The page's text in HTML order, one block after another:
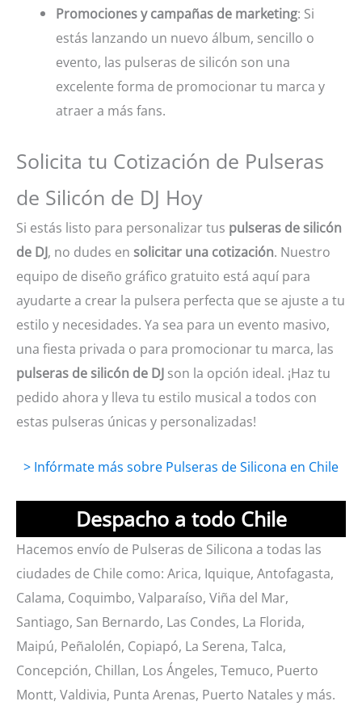
Promociones y campañas de marketing: Si
estás lanzando un nuevo álbum, sencillo o
evento, las pulseras de silicón son una
excelente forma de promocionar tu marca y
atraer a más fans.
Solicita tu Cotización de Pulseras
de Silicón de DJ Hoy
Si estás listo para personalizar tus pulseras de silicón
de DJ, no dudes en solicitar una cotización. Nuestro
equipo de diseño gráfico gratuito está aquí para
ayudarte a crear la pulsera perfecta que se ajuste a tu
estilo y necesidades. Ya sea para un evento masivo,
una fiesta privada o para promocionar tu marca, las
pulseras de silicón de DJ son la opción ideal. ¡Haz tu
pedido ahora y lleva tu estilo musical a todos con
estas pulseras únicas y personalizadas!
> Infórmate más sobre Pulseras de Silicona en Chile
Despacho a todo Chile
Hacemos envío de Pulseras de Silicona a todas las
ciudades de Chile como: Arica, Iquique, Antofagasta,
Calama, Coquimbo, Valparaíso, Viña del Mar,
Santiago, San Bernardo, Las Condes, La Florida,
Maipú, Peñalolén, Copiapó, La Serena, Talca,
Concepción, Chillan, Los Ángeles, Temuco, Puerto
Montt, Valdivia, Punta Arenas, Puerto Natales y más.